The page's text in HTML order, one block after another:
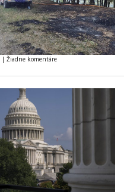
| Žiadne komentáre